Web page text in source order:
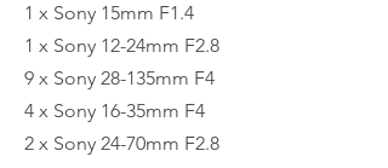
1 x Sony 15mm F1.4
1 x Sony 12-24mm F2.8
9 x Sony 28-135mm F4
4 x Sony 16-35mm F4
2 x Sony 24-70mm F2.8